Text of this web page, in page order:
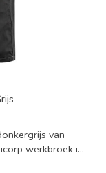
van
werkbroek is